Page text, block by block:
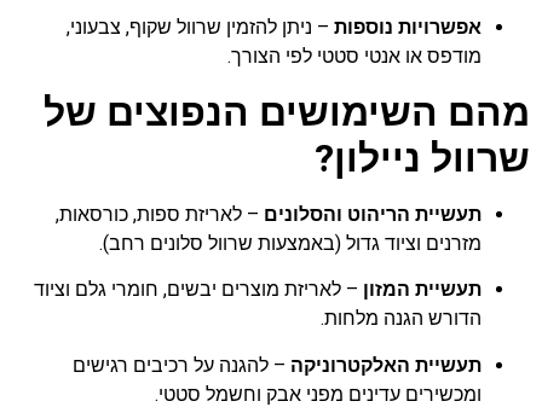
אפשרויות נוספות – ניתן להזמין שרוול שקוף, צבעוני,
מודפס או אנטי סטטי לפי הצורך.
מהם השימושים הנפוצים של
שרוול ניילון?
תעשיית הריהוט והסלונים – לאריזת ספות, כורסאות,
מזרנים וציוד גדול (באמצעות שרוול סלונים רחב).
תעשיית המזון – לאריזת מוצרים יבשים, חומרי גלם וציוד
הדורש הגנה מלחות.
תעשיית האלקטרוניקה – להגנה על רכיבים רגישים
ומכשירים עדינים מפני אבק וחשמל סטטי.